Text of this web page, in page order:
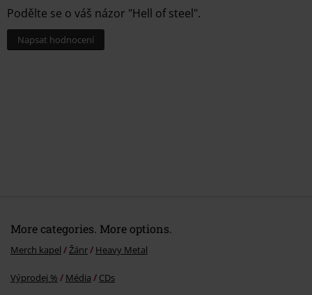
Podělte se o váš názor "Hell of steel".
Napsat hodnocení
More categories. More options.
Merch kapel Žánr Heavy Metal
Výprodej % Média CDs